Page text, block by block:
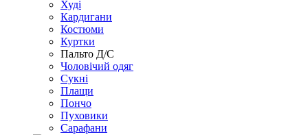
Худі
Кардигани
Костюми
Куртки
Пальто Д/С
Чоловічий одяг
Сукні
Плащи
Пончо
Пуховики
Сарафани